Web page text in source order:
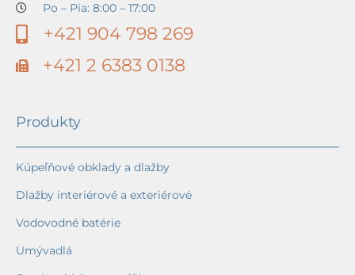
Po – Pia: 8:00 – 17:00
+421 904 798 269
+421 2 6383 0138
Produkty
Kúpeľňové obklady a dlažby
Dlažby interiérové a exteriérové
Vodovodné batérie
Umývadlá